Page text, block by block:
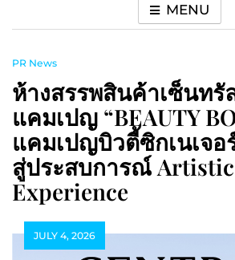
MENU
PR News
ห้างสรรพสินค้าเซ็นทรั
แคมเปญ “BEAUTY
แคมเปญบิวตี้ซิกเนเจอ
สู่ประสบการณ์ Artistic
Experience
JULY 4, 2026